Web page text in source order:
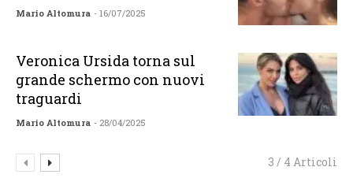
Mario Altomura - 16/07/2025
Veronica Ursida torna sul
grande schermo con nuovi
traguardi
Mario Altomura - 28/04/2025
3 / 4 Articoli